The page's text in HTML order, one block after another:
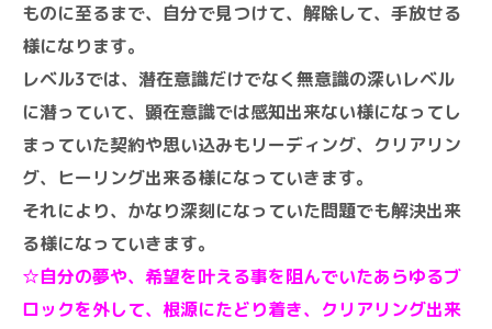
ものに至るまで、自分で見つけて、解除して、手放せる
様になります。
レベル3では、潜在意識だけでなく無意識の深いレベル
に潜っていて、顕在意識では感知出来ない様になってし
まっていた契約や思い込みもリーディング、クリアリン
グ、ヒーリング出来る様になっていきます。
それにより、かなり深刻になっていた問題でも解決出来
る様になっていきます。
☆自分の夢や、希望を叶える事を阻んでいたあらゆるブ
ロックを外して、根源にたどり着き、クリアリング出来